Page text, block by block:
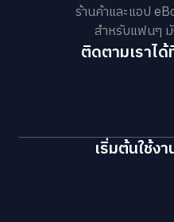
ร้านค้าและแอป
สำหรับแฟนๆ มั
ติดตามเราได้
เริ่มต้นใช้งา